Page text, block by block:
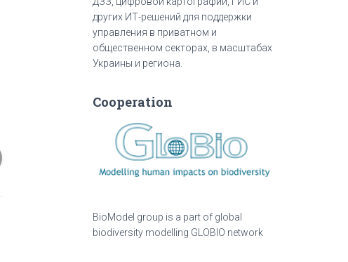
других ИТ-решений для поддержки
управления в приватном и
общественном секторах, в масштабах
Украины и региона.
Cooperation
BioModel group is a part of global
biodiversity modelling GLOBIO network